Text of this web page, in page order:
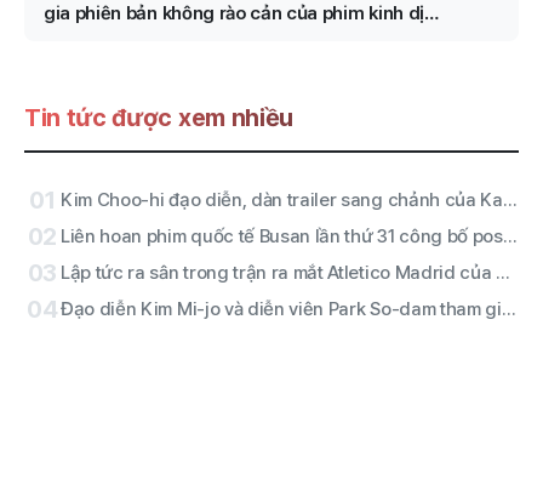
gia phiên bản không rào cản của phim kinh dị
Tin tức được xem nhiều
01 Kim Choo-hi đạo diễn, dàn trailer sang chảnh của Kang Mal-geum·Jang Hang-jun (đạo diễn)·Nhà văn Kim Eun-hee, nhân vật chính là ai
02 Liên hoan phim quốc tế Busan lần thứ 31 công bố poster chính thức theo chủ đề “Quần tượng (群像)”
03 Lập tức ra sân trong trận ra mắt Atletico Madrid của Lee Kang-in! ATEEZ San thực hiện nghi lễ chào sân · RESCENE diễn halftime được xác nhận
04 Đạo diễn Kim Mi-jo và diễn viên Park So-dam tham gia phiên bản không rào cản của phim kinh dị “Conclave”